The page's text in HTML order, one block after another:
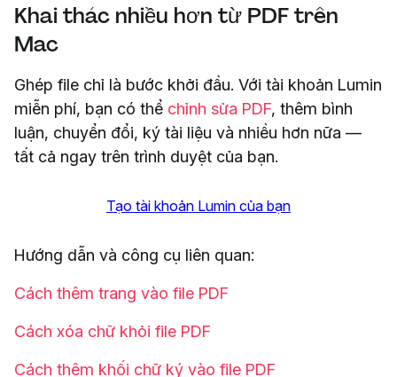
Khai thác nhiều hơn từ PDF trên
Mac
Ghép file chỉ là bước khởi đầu. Với tài khoản Lumin
miễn phí, bạn có thể chỉnh sửa PDF, thêm bình
luận, chuyển đổi, ký tài liệu và nhiều hơn nữa —
tất cả ngay trên trình duyệt của bạn.
Tạo tài khoản Lumin của bạn
Hướng dẫn và công cụ liên quan:
Cách thêm trang vào file PDF
Cách xóa chữ khỏi file PDF
Cách thêm khối chữ ký vào file PDF